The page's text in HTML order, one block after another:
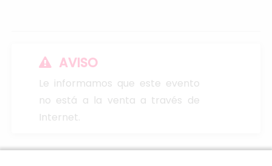
AVISO
Le informamos que este evento
no está a la venta a través de
Internet.